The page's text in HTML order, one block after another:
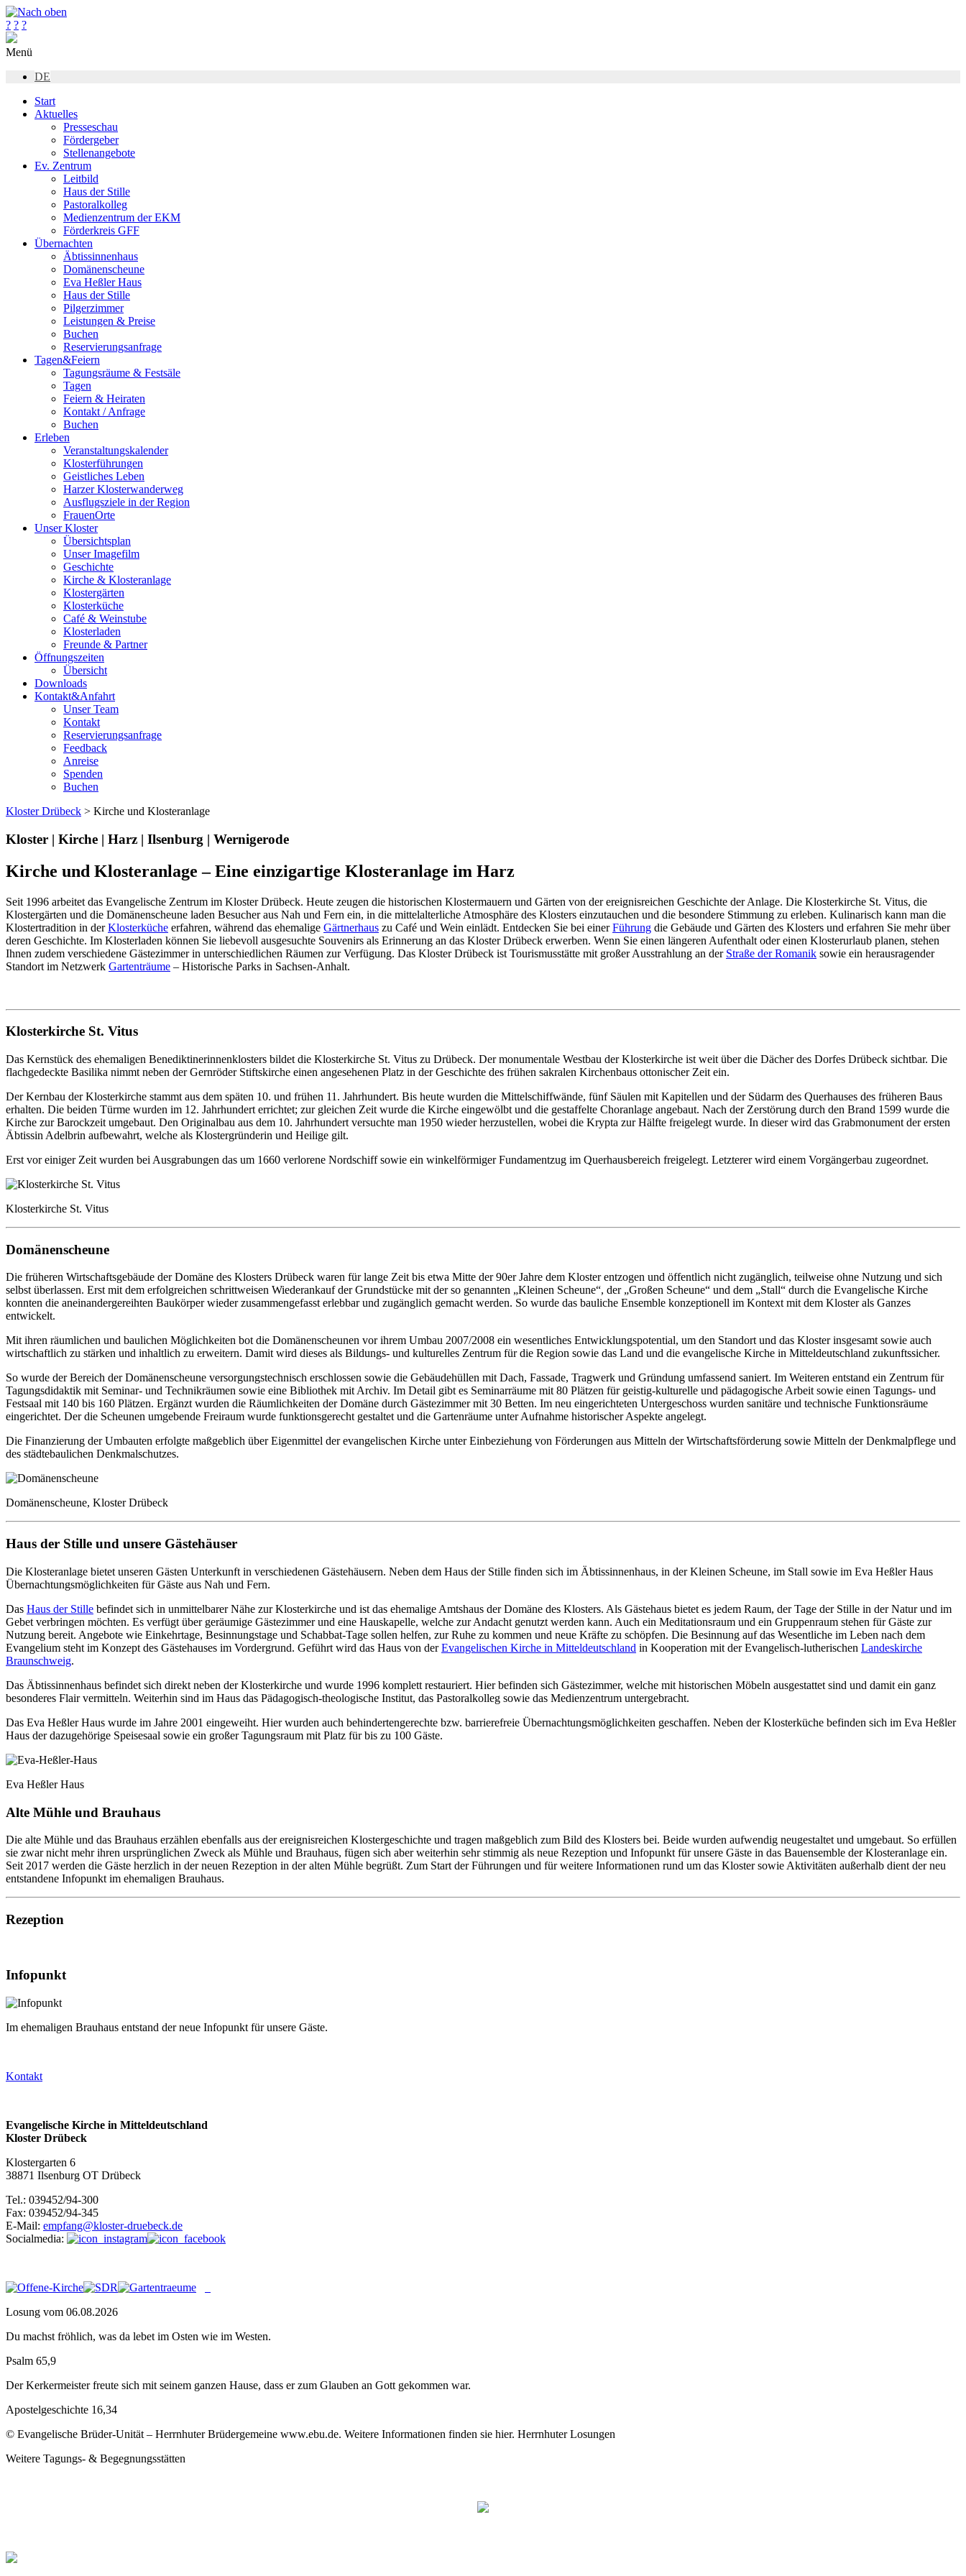
? ? ?
Menü
DE
Start
Aktuelles
Presseschau
Fördergeber
Stellenangebote
Ev. Zentrum
Leitbild
Haus der Stille
Pastoralkolleg
Medienzentrum der EKM
Förderkreis GFF
Übernachten
Äbtissinnenhaus
Domänenscheune
Eva Heßler Haus
Haus der Stille
Pilgerzimmer
Leistungen & Preise
Buchen
Reservierungsanfrage
Tagen&Feiern
Tagungsräume & Festsäle
Tagen
Feiern & Heiraten
Kontakt / Anfrage
Buchen
Erleben
Veranstaltungskalender
Klosterführungen
Geistliches Leben
Harzer Klosterwanderweg
Ausflugsziele in der Region
FrauenOrte
Unser Kloster
Übersichtsplan
Unser Imagefilm
Geschichte
Kirche & Klosteranlage
Klostergärten
Klosterküche
Café & Weinstube
Klosterladen
Freunde & Partner
Öffnungszeiten
Übersicht
Downloads
Kontakt&Anfahrt
Unser Team
Kontakt
Reservierungsanfrage
Feedback
Anreise
Spenden
Buchen
Kloster Drübeck > Kirche und Klosteranlage
Kloster | Kirche | Harz | Ilsenburg | Wernigerode
Kirche und Klosteranlage – Eine einzigartige Klosteranlage im Harz
Seit 1996 arbeitet das Evangelische Zentrum im Kloster Drübeck. Heute zeugen die historischen Klostermauern und Gärten von der ereignisreichen Geschichte der Anlage. Die Klosterkirche St. Vitus, die
Klostergärten und die Domänenscheune laden Besucher aus Nah und Fern ein, in die mittelalterliche Atmosphäre des Klosters einzutauchen und die besondere Stimmung zu erleben. Kulinarisch kann man die
Klostertradition in derKlosterküche erfahren, während das ehemalige Gärtnerhaus zu Café und Wein einlädt. Entdecken Sie bei einerFührung die Gebäude und Gärten des Klosters und erfahren Sie mehr über
deren Geschichte. Im Klosterladen können Sie liebevoll ausgesuchte Souvenirs als Erinnerung an das Kloster Drübeck erwerben. Wenn Sie einen längeren Aufenthalt oder einen Klosterurlaub planen, stehen
Ihnen zudem verschiedene Gästezimmer in unterschiedlichen Räumen zur Verfügung. Das Kloster Drübeck ist Tourismusstätte mit großer Ausstrahlung an der Straße der Romanik sowie ein herausragender
Standort im Netzwerk Gartenträume – Historische Parks in Sachsen-Anhalt.
Klosterkirche St. Vitus
Das Kernstück des ehemaligen Benediktinerinnenklosters bildet die Klosterkirche St. Vitus zu Drübeck. Der monumentale Westbau der Klosterkirche ist weit über die Dächer des Dorfes Drübeck sichtbar. Die
flachgedeckte Basilika nimmt neben der Gernröder Stiftskirche einen angesehenen Platz in der Geschichte des frühen sakralen Kirchenbaus ottonischer Zeit ein.
Der Kernbau der Klosterkirche stammt aus dem späten 10. und frühen 11. Jahrhundert. Bis heute wurden die Mittelschiffwände, fünf Säulen mit Kapitellen und der Südarm des Querhauses des früheren Baus
erhalten. Die beiden Türme wurden im 12. Jahrhundert errichtet; zur gleichen Zeit wurde die Kirche eingewölbt und die gestaffelte Choranlage angebaut. Nach der Zerstörung durch den Brand 1599 wurde die
Kirche zur Barockzeit umgebaut. Den Originalbau aus dem 10. Jahrhundert versuchte man 1950 wieder herzustellen, wobei die Krypta zur Hälfte freigelegt wurde. In dieser wird das Grabmonument der ersten
Äbtissin Adelbrin aufbewahrt, welche als Klostergründerin und Heilige gilt.
Erst vor einiger Zeit wurden bei Ausgrabungen das um 1660 verlorene Nordschiff sowie ein winkelförmiger Fundamentzug im Querhausbereich freigelegt. Letzterer wird einem Vorgängerbau zugeordnet.
Klosterkirche St. Vitus
Domänenscheune
Die früheren Wirtschaftsgebäude der Domäne des Klosters Drübeck waren für lange Zeit bis etwa Mitte der 90er Jahre dem Kloster entzogen und öffentlich nicht zugänglich, teilweise ohne Nutzung und sich
selbst überlassen. Erst mit dem erfolgreichen schrittweisen Wiederankauf der Grundstücke mit der so genannten „Kleinen Scheune“, der „Großen Scheune“ und dem „Stall“ durch die Evangelische Kirche
konnten die aneinandergereihten Baukörper wieder zusammengefasst erlebbar und zugänglich gemacht werden. So wurde das bauliche Ensemble konzeptionell im Kontext mit dem Kloster als Ganzes
entwickelt.
Mit ihren räumlichen und baulichen Möglichkeiten bot die Domänenscheunen vor ihrem Umbau 2007/2008 ein wesentliches Entwicklungspotential, um den Standort und das Kloster insgesamt sowie auch
wirtschaftlich zu stärken und inhaltlich zu erweitern. Damit wird dieses als Bildungs- und kulturelles Zentrum für die Region sowie das Land und die evangelische Kirche in Mitteldeutschland zukunftssicher.
So wurde der Bereich der Domänenscheune versorgungstechnisch erschlossen sowie die Gebäudehüllen mit Dach, Fassade, Tragwerk und Gründung umfassend saniert. Im Weiteren entstand ein Zentrum für
Tagungsdidaktik mit Seminar- und Technikräumen sowie eine Bibliothek mit Archiv. Im Detail gibt es Seminarräume mit 80 Plätzen für geistig-kulturelle und pädagogische Arbeit sowie einen Tagungs- und
Festsaal mit 140 bis 160 Plätzen. Ergänzt wurden die Räumlichkeiten der Domäne durch Gästezimmer mit 30 Betten. Im neu eingerichteten Untergeschoss wurden sanitäre und technische Funktionsräume
eingerichtet. Der die Scheunen umgebende Freiraum wurde funktionsgerecht gestaltet und die Gartenräume unter Aufnahme historischer Aspekte angelegt.
Die Finanzierung der Umbauten erfolgte maßgeblich über Eigenmittel der evangelischen Kirche unter Einbeziehung von Förderungen aus Mitteln der Wirtschaftsförderung sowie Mitteln der Denkmalpflege und
des städtebaulichen Denkmalschutzes.
Domänenscheune, Kloster Drübeck
Haus der Stille und unsere Gästehäuser
Die Klosteranlage bietet unseren Gästen Unterkunft in verschiedenen Gästehäusern. Neben dem Haus der Stille finden sich im Äbtissinnenhaus, in der Kleinen Scheune, im Stall sowie im Eva Heßler Haus
Übernachtungsmöglichkeiten für Gäste aus Nah und Fern.
Das Haus der Stille befindet sich in unmittelbarer Nähe zur Klosterkirche und ist das ehemalige Amtshaus der Domäne des Klosters. Als Gästehaus bietet es jedem Raum, der Tage der Stille in der Natur und im
Gebet verbringen möchten. Es verfügt über geräumige Gästezimmer und eine Hauskapelle, welche zur Andacht genutzt werden kann. Auch ein Meditationsraum und ein Gruppenraum stehen für Gäste zur
Nutzung bereit. Angebote wie Einkehrtage, Besinnungstage und Schabbat-Tage sollen helfen, zur Ruhe zu kommen und neue Kräfte zu schöpfen. Die Besinnung auf das Wesentliche im Leben nach dem
Evangelium steht im Konzept des Gästehauses im Vordergrund. Geführt wird das Haus von derEvangelischen Kirche in Mitteldeutschland in Kooperation mit der Evangelisch-lutherischen Landeskirche
Braunschweig.
Das Äbtissinnenhaus befindet sich direkt neben der Klosterkirche und wurde 1996 komplett restauriert. Hier befinden sich Gästezimmer, welche mit historischen Möbeln ausgestattet sind und damit ein ganz
besonderes Flair vermitteln. Weiterhin sind im Haus das Pädagogisch-theologische Institut, das Pastoralkolleg sowie das Medienzentrum untergebracht.
Das Eva Heßler Haus wurde im Jahre 2001 eingeweiht. Hier wurden auch behindertengerechte bzw. barrierefreie Übernachtungsmöglichkeiten geschaffen. Neben der Klosterküche befinden sich im Eva Heßler
Haus der dazugehörige Speisesaal sowie ein großer Tagungsraum mit Platz für bis zu 100 Gäste.
Eva Heßler Haus
Alte Mühle und Brauhaus
Die alte Mühle und das Brauhaus erzählen ebenfalls aus der ereignisreichen Klostergeschichte und tragen maßgeblich zum Bild des Klosters bei. Beide wurden aufwendig neugestaltet und umgebaut. So erfüllen
sie zwar nicht mehr ihren ursprünglichen Zweck als Mühle und Brauhaus, fügen sich aber weiterhin sehr stimmig als neue Rezeption und Infopunkt für unsere Gäste in das Bauensemble der Klosteranlage ein.
Seit 2017 werden die Gäste herzlich in der neuen Rezeption in der alten Mühle begrüßt. Zum Start der Führungen und für weitere Informationen rund um das Kloster sowie Aktivitäten außerhalb dient der neu
entstandene Infopunkt im ehemaligen Brauhaus.
Rezeption
Infopunkt
Im ehemaligen Brauhaus entstand der neue Infopunkt für unsere Gäste.
Kontakt
Evangelische Kirche in Mitteldeutschland
Kloster Drübeck
Klostergarten 6
38871 Ilsenburg OT Drübeck
Tel.: 039452/94-300
Fax: 039452/94-345
E-Mail: empfang@kloster-druebeck.de
Socialmedia:
Losung vom 06.08.2026
Du machst fröhlich, was da lebet im Osten wie im Westen.
Psalm 65,9
Der Kerkermeister freute sich mit seinem ganzen Hause, dass er zum Glauben an Gott gekommen war.
Apostelgeschichte 16,34
© Evangelische Brüder-Unität – Herrnhuter Brüdergemeine www.ebu.de. Weitere Informationen finden sie hier. Herrnhuter Losungen
Weitere Tagungs- & Begegnungsstätten